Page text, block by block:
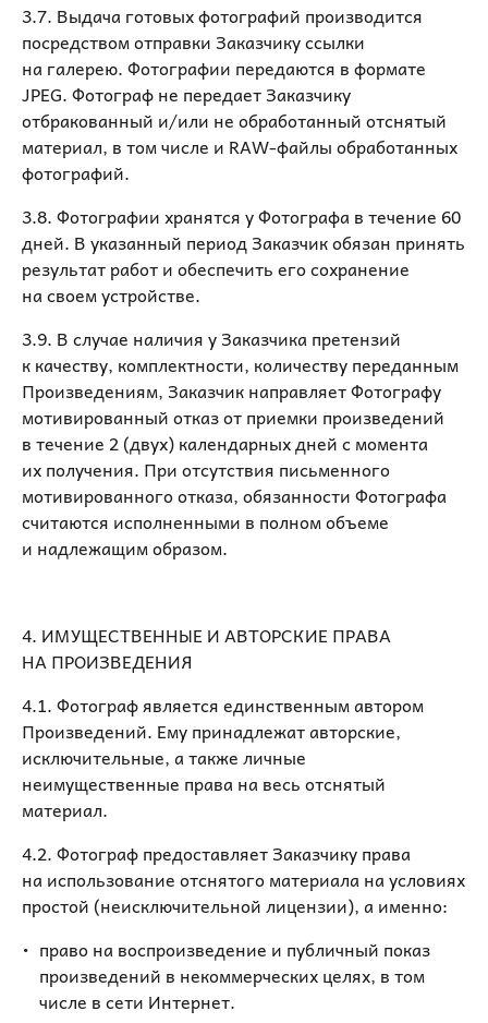
3.7. Выдача готовых фотографий производится
посредством отправки Заказчику ссылки
на галерею. Фотографии передаются в формате
JPEG. Фотограф не передает Заказчику
отбракованный и/или не обработанный отснятый
материал, в том числе и RAW-файлы обработанных
фотографий.
3.8. Фотографии хранятся у Фотографа в течение 60
дней. В указанный период Заказчик обязан принять
результат работ и обеспечить его сохранение
на своем устройстве.
3.9. В случае наличия у Заказчика претензий
к качеству, комплектности, количеству переданным
Произведениям, Заказчик направляет Фотографу
мотивированный отказ от приемки произведений
в течение 2 (двух) календарных дней с момента
их получения. При отсутствия письменного
мотивированного отказа, обязанности Фотографа
считаются исполненными в полном объеме
и надлежащим образом.
4. ИМУЩЕСТВЕННЫЕ И АВТОРСКИЕ ПРАВА
НА ПРОИЗВЕДЕНИЯ
4.1. Фотограф является единственным автором
Произведений. Ему принадлежат авторские,
исключительные, а также личные
неимущественные права на весь отснятый
материал.
4.2. Фотограф предоставляет Заказчику права
на использование отснятого материала на условиях
простой (неисключительной лицензии), а именно:
право на воспроизведение и публичный показ
произведений в некоммерческих целях, в том
числе в сети Интернет.